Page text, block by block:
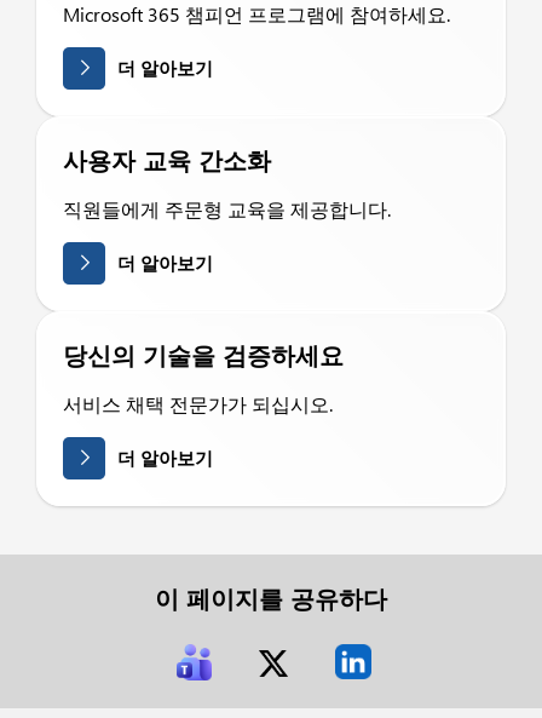
Microsoft 365 챔피언 프로그램에 참여하세요.
더 알아보기
사용자 교육 간소화
직원들에게 주문형 교육을 제공합니다.
더 알아보기
당신의 기술을 검증하세요
서비스 채택 전문가가 되십시오.
더 알아보기
이 페이지를 공유하다